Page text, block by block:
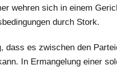
wehren sich in einem
durch Stork.
dass es zwischen den
In Ermangelung einer